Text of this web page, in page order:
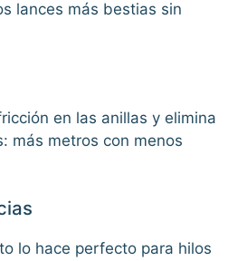
lances más bestias sin
en las anillas y elimina
más metros con menos
lo hace perfecto para hilos